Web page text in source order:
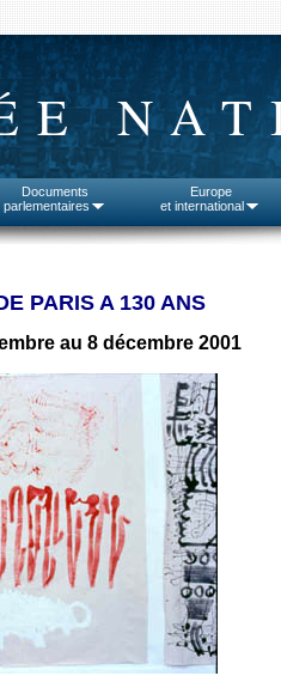
Documents
parlementaires
Europe
et international
PARIS A 130 ANS
au 8 décembre 2001